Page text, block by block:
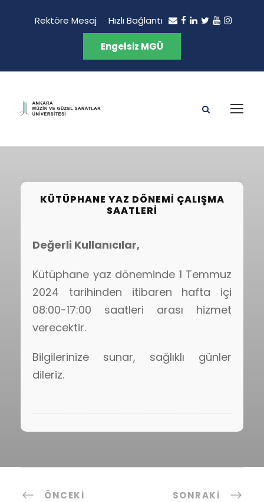
Rektöre Mesaj Hızlı Bağlantı
Engelsiz MGÜ
KÜTÜPHANE YAZ DÖNEMI ÇALIŞMA
SAATLERI
Değerli Kullanıcılar,
Kütüphane yaz döneminde 1 Temmuz
2024 tarihinden itibaren hafta içi
08:00-17:00 saatleri arası hizmet
verecektir.
Bilgilerinize sunar, sağlıklı günler
dileriz.
ÖNCEKI SONRAKI